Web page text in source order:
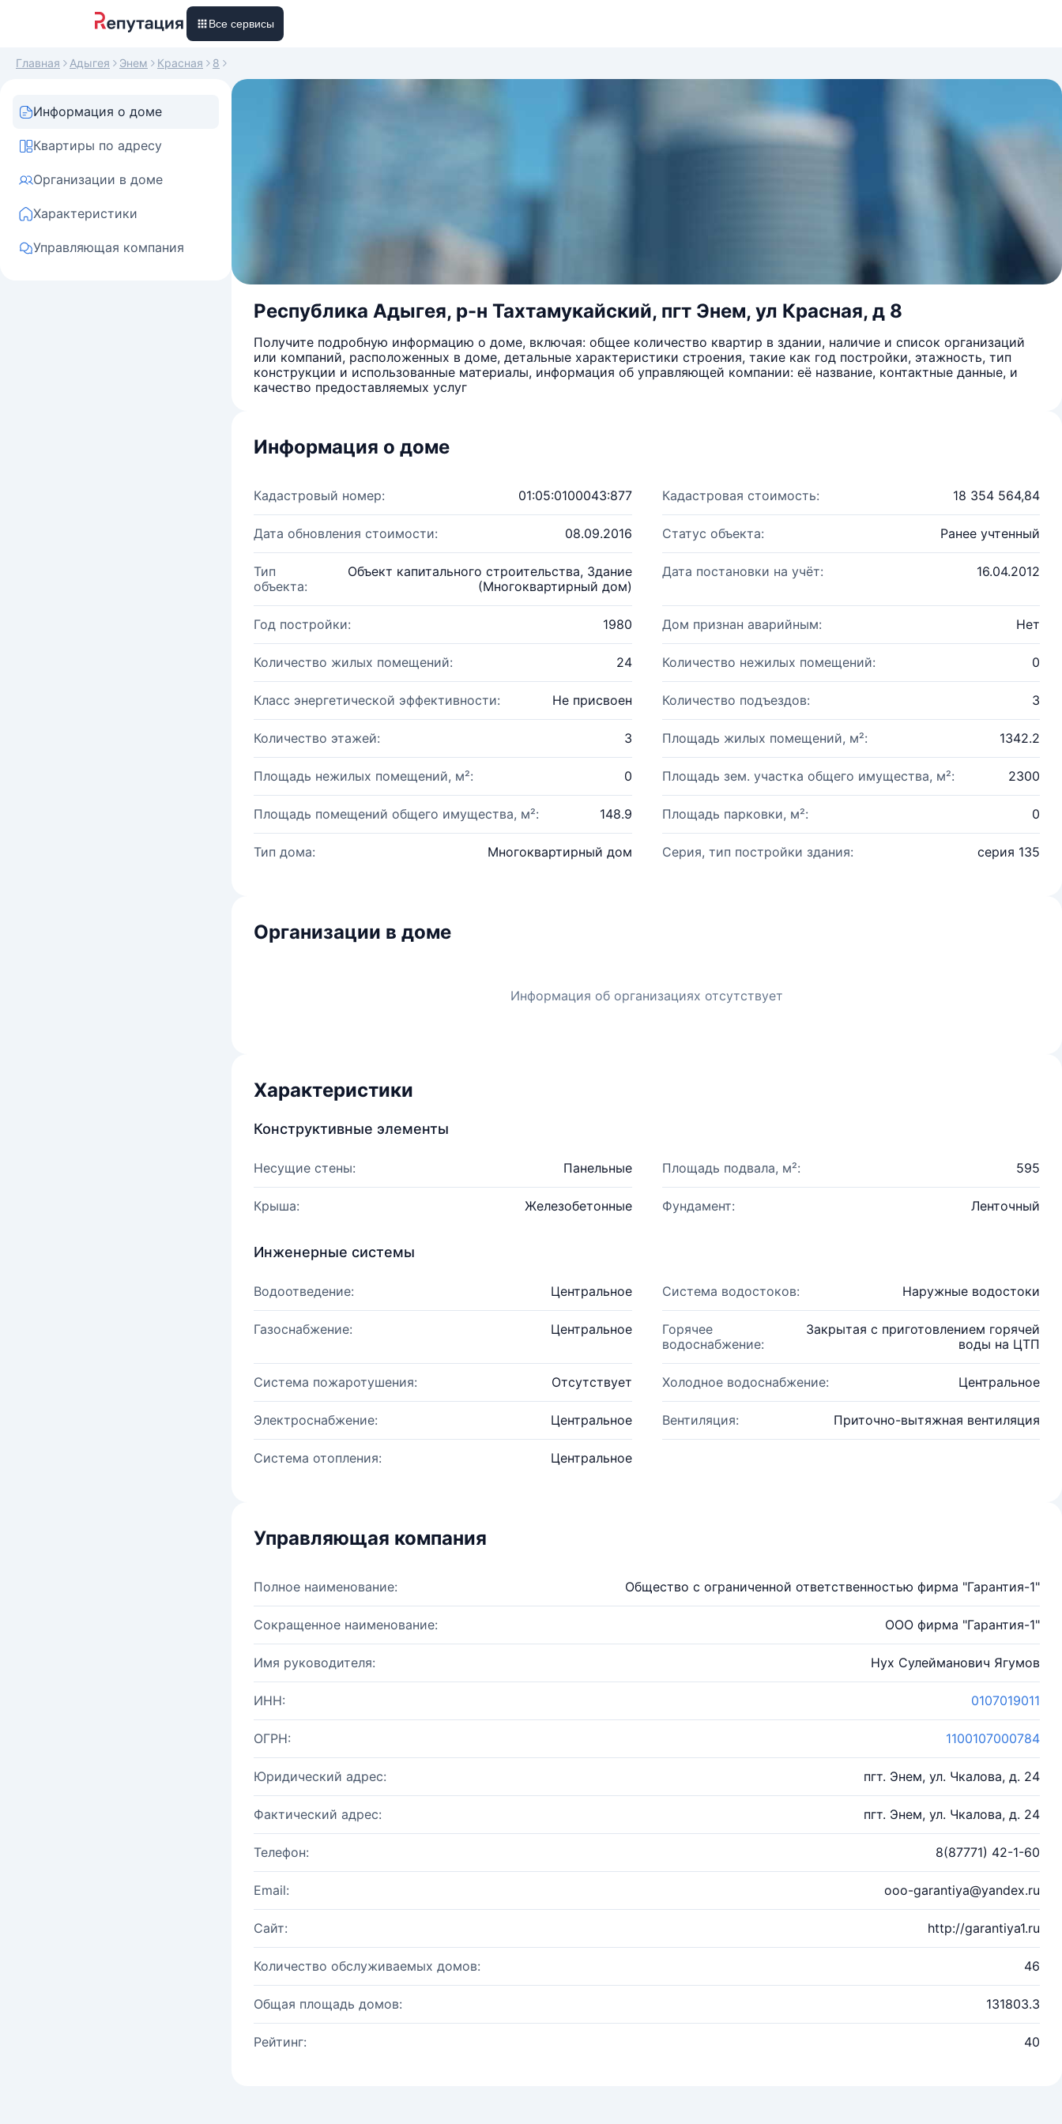
Все сервисы
Главная Адыгея Энем Красная 8
Информация о доме
Квартиры по адресу
Организации в доме
Характеристики
Управляющая компания
Республика Адыгея, р-н Тахтамукайский, пгт Энем, ул Красная, д 8
Получите подробную информацию о доме, включая: общее количество квартир в здании, наличие и список организаций
или компаний, расположенных в доме, детальные характеристики строения, такие как год постройки, этажность, тип
конструкции и использованные материалы, информация об управляющей компании: её название, контактные данные, и
качество предоставляемых услуг
Информация о доме
Кадастровый номер: 01:05:0100043:877 Кадастровая стоимость: 18 354 564,84
Дата обновления стоимости: 08.09.2016 Статус объекта: Ранее учтенный
Тип
объекта:
Объект капитального строительства, Здание
(Многоквартирный дом)
Дата постановки на учёт: 16.04.2012
Год постройки: 1980 Дом признан аварийным: Нет
Количество жилых помещений: 24 Количество нежилых помещений: 0
Класс энергетической эффективности: Не присвоен Количество подъездов: 3
Количество этажей: 3 Площадь жилых помещений, м²: 1342.2
Площадь нежилых помещений, м²: 0 Площадь зем. участка общего имущества, м²: 2300
Площадь помещений общего имущества, м²: 148.9 Площадь парковки, м²: 0
Тип дома: Многоквартирный дом Серия, тип постройки здания: серия 135
Организации в доме
Информация об организациях отсутствует
Характеристики
Конструктивные элементы
Несущие стены: Панельные Площадь подвала, м²: 595
Крыша: Железобетонные Фундамент: Ленточный
Инженерные системы
Водоотведение: Центральное Система водостоков: Наружные водостоки
Газоснабжение: Центральное
Горячее
водоснабжение:
Закрытая с приготовлением горячей
воды на ЦТП
Система пожаротушения: Отсутствует Холодное водоснабжение: Центральное
Электроснабжение: Центральное Вентиляция: Приточно-вытяжная вентиляция
Система отопления: Центральное
Управляющая компания
Полное наименование: Общество с ограниченной ответственностью фирма "Гарантия-1"
Сокращенное наименование: ООО фирма "Гарантия-1"
Имя руководителя: Нух Сулейманович Ягумов
ИНН: 0107019011
ОГРН: 1100107000784
Юридический адрес: пгт. Энем, ул. Чкалова, д. 24
Фактический адрес: пгт. Энем, ул. Чкалова, д. 24
Телефон: 8(87771) 42-1-60
Email: ooo-garantiya@yandex.ru
Сайт: http://garantiya1.ru
Количество обслуживаемых домов: 46
Общая площадь домов: 131803.3
Рейтинг: 40